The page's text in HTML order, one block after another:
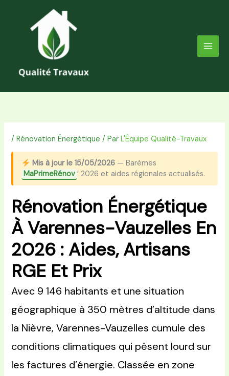
/Rénovation Énergétique / ParL'Équipe Qualité-Travaux
Mis à jour le 15/05/2026 — Barèmes
MaPrimeRénov ’ 2026 et aides régionales actualisés.
Rénovation Énergétique
À Varennes-Vauzelles En
2026 : Aides, Artisans
RGE Et Prix
Avec 9 146 habitants et une situation
géographique à 350 mètres d’altitude dans
la Nièvre, Varennes-Vauzelles cumule des
conditions climatiques qui pèsent lourd sur
les factures d’énergie. Classée en zone